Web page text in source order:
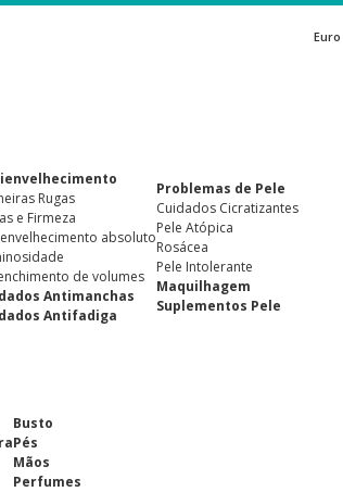
Euro
Rugas
e Firmeza
absoluto
de volumes
Antimanchas
Antifadiga
Problemas de Pele
Cuidados Cicratizantes
Pele Atópica
Rosácea
Pele Intolerante
Maquilhagem
Suplementos Pele
Busto
Pés
Mãos
Perfumes